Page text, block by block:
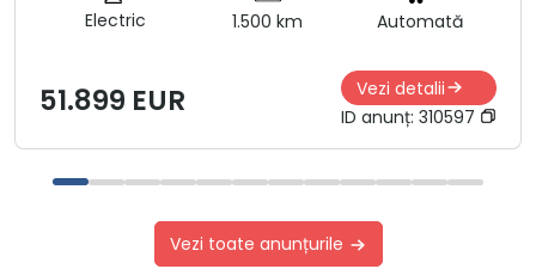
Electric 1.500 km Automată
51.899 EUR
Vezi detalii
ID anunț: 310597
Vezi toate anunțurile